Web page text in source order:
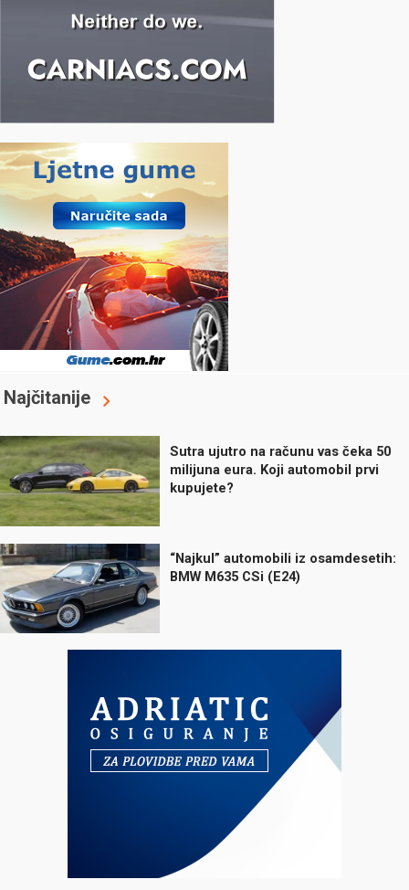
Najčitanije
Sutra ujutro na računu vas čeka 50
milijuna eura. Koji automobil prvi
kupujete?
“Najkul” automobili iz osamdesetih:
BMW M635 CSi (E24)